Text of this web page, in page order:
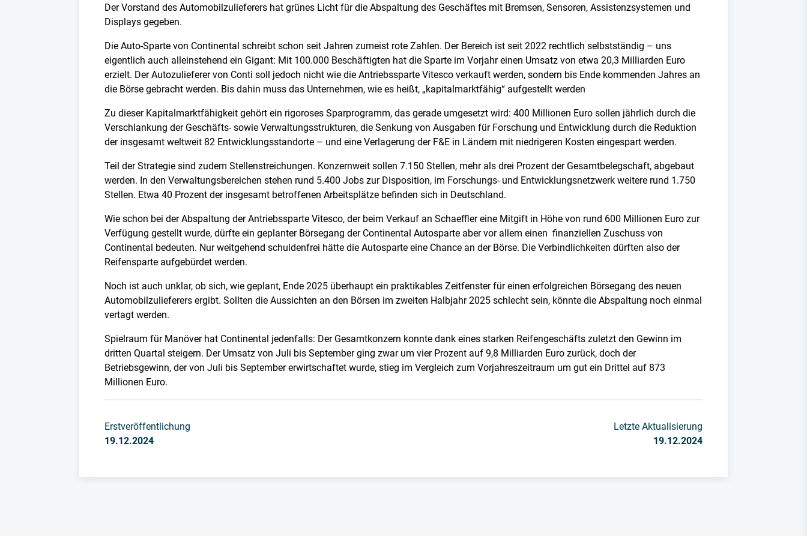
Der Vorstand des Automobilzulieferers hat grünes Licht für die Abspaltung des Geschäftes mit Bremsen, Sensoren, Assistenzsystemen und
Displays gegeben.
Die Auto-Sparte von Continental schreibt schon seit Jahren zumeist rote Zahlen. Der Bereich ist seit 2022 rechtlich selbstständig – uns
eigentlich auch alleinstehend ein Gigant: Mit 100.000 Beschäftigten hat die Sparte im Vorjahr einen Umsatz von etwa 20,3 Milliarden Euro
erzielt. Der Autozulieferer von Conti soll jedoch nicht wie die Antriebssparte Vitesco verkauft werden, sondern bis Ende kommenden Jahres an
die Börse gebracht werden. Bis dahin muss das Unternehmen, wie es heißt, „kapitalmarktfähig“ aufgestellt werden
Zu dieser Kapitalmarktfähigkeit gehört ein rigoroses Sparprogramm, das gerade umgesetzt wird: 400 Millionen Euro sollen jährlich durch die
Verschlankung der Geschäfts- sowie Verwaltungsstrukturen, die Senkung von Ausgaben für Forschung und Entwicklung durch die Reduktion
der insgesamt weltweit 82 Entwicklungsstandorte – und eine Verlagerung der F&E in Ländern mit niedrigeren Kosten eingespart werden.
Teil der Strategie sind zudem Stellenstreichungen. Konzernweit sollen 7.150 Stellen, mehr als drei Prozent der Gesamtbelegschaft, abgebaut
werden. In den Verwaltungsbereichen stehen rund 5.400 Jobs zur Disposition, im Forschungs- und Entwicklungsnetzwerk weitere rund 1.750
Stellen. Etwa 40 Prozent der insgesamt betroffenen Arbeitsplätze befinden sich in Deutschland.
Wie schon bei der Abspaltung der Antriebssparte Vitesco, der beim Verkauf an Schaeffler eine Mitgift in Höhe von rund 600 Millionen Euro zur
Verfügung gestellt wurde, dürfte ein geplanter Börsegang der Continental Autosparte aber vor allem einen finanziellen Zuschuss von
Continental bedeuten. Nur weitgehend schuldenfrei hätte die Autosparte eine Chance an der Börse. Die Verbindlichkeiten dürften also der
Reifensparte aufgebürdet werden.
Noch ist auch unklar, ob sich, wie geplant, Ende 2025 überhaupt ein praktikables Zeitfenster für einen erfolgreichen Börsegang des neuen
Automobilzulieferers ergibt. Sollten die Aussichten an den Börsen im zweiten Halbjahr 2025 schlecht sein, könnte die Abspaltung noch einmal
vertagt werden.
Spielraum für Manöver hat Continental jedenfalls: Der Gesamtkonzern konnte dank eines starken Reifengeschäfts zuletzt den Gewinn im
dritten Quartal steigern. Der Umsatz von Juli bis September ging zwar um vier Prozent auf 9,8 Milliarden Euro zurück, doch der
Betriebsgewinn, der von Juli bis September erwirtschaftet wurde, stieg im Vergleich zum Vorjahreszeitraum um gut ein Drittel auf 873
Millionen Euro.
Erstveröffentlichung
19.12.2024
Letzte Aktualisierung
19.12.2024